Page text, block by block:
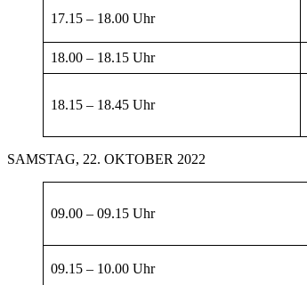
17.15 – 18.00 Uhr
18.00 – 18.15 Uhr
18.15 – 18.45 Uhr
SAMSTAG, 22. OKTOBER 2022
09.00 – 09.15 Uhr
09.15 – 10.00 Uhr